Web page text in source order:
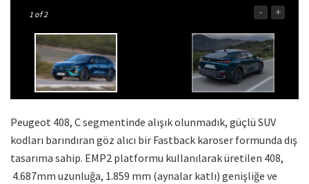
1 of 2 - +
Peugeot 408, C segmentinde alışık olunmadık, güçlü SUV
kodları barındıran göz alıcı bir Fastback karoser formunda dış
tasarıma sahip. EMP2 platformu kullanılarak üretilen 408,
4.687mm uzunluğa, 1.859 mm (aynalar katlı) genişliğe ve